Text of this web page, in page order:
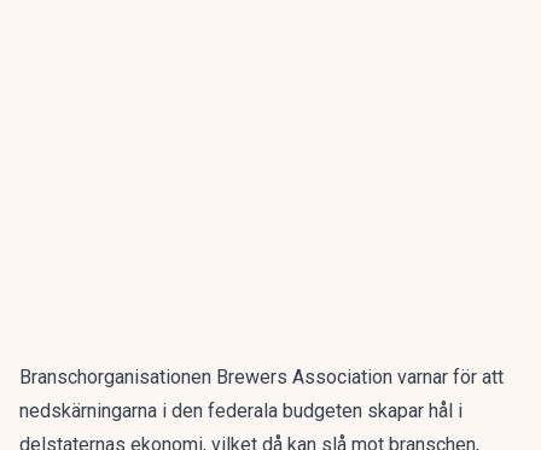
Branschorganisationen Brewers Association varnar för att
nedskärningarna i den federala budgeten skapar hål i
delstaternas ekonomi, vilket då kan slå mot branschen,